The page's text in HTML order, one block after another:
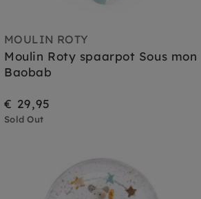
MOULIN ROTY
Moulin Roty spaarpot Sous mon
Baobab
€ 29,95
Sold Out